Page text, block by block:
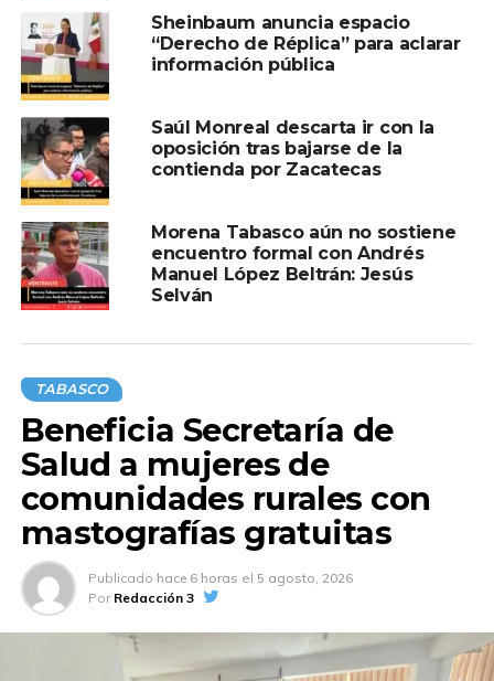
NO TE PIERDAS
En Tacotalpa, Gobierno del Pueblo dirige
inversión superior a 84 mdp en obra pública
para mejorar la calidad de vida de sus
habitantes
Sheinbaum anuncia espacio
“Derecho de Réplica” para aclarar
información pública
Saúl Monreal descarta ir con la
oposición tras bajarse de la
contienda por Zacatecas
Morena Tabasco aún no sostiene
encuentro formal con Andrés
Manuel López Beltrán: Jesús
Selván
TABASCO
Beneficia Secretaría de
Salud a mujeres de
comunidades rurales con
mastografías gratuitas
Publicado hace 6 horas el 5 agosto, 2026
Por Redacción 3